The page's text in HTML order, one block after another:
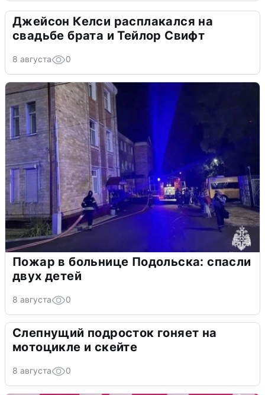
Джейсон Келси расплакался на
свадьбе брата и Тейлор Свифт
8 августа 0
Пожар в больнице Подольска: спасли
двух детей
8 августа 0
Слепнущий подросток гоняет на
мотоцикле и скейте
8 августа 0